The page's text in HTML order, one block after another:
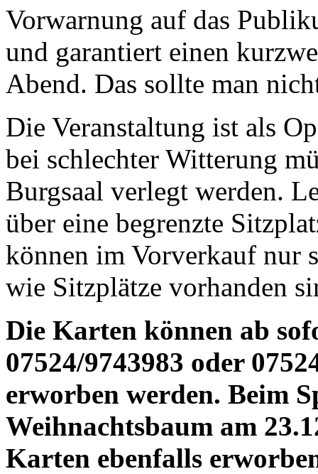
Vorwarnung auf das
und garantiert einen
Abend. Das sollte man
Die Veranstaltung ist als
bei schlechter Witterung
Burgsaal verlegt werden.
über eine begrenzte
können im Vorverkauf nur
wie Sitzplätze vorhanden
Die Karten können ab
07524/9743983 oder
erworben werden. Beim
Weihnachtsbaum am
Karten ebenfalls